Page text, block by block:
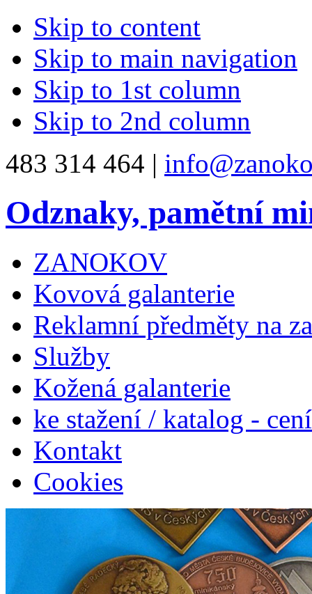
Skip to content
Skip to main navigation
Skip to 1st column
Skip to 2nd column
483 314 464 |
Odznaky, pamětní
ZANOKOV
Kovová galanterie
Reklamní předměty na
Služby
Kožená galanterie
ke stažení / katalog -
Kontakt
Cookies